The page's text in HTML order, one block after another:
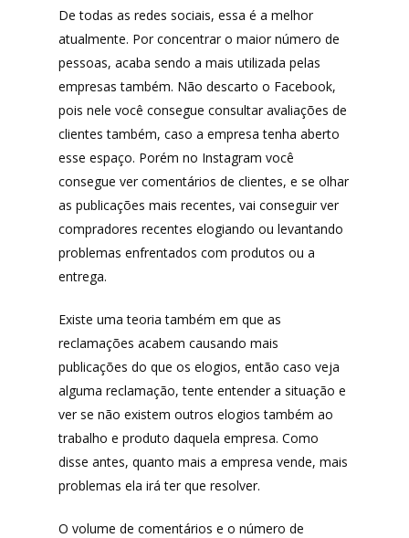
De todas as redes sociais, essa é a melhor
atualmente. Por concentrar o maior número de
pessoas, acaba sendo a mais utilizada pelas
empresas também. Não descarto o Facebook,
pois nele você consegue consultar avaliações de
clientes também, caso a empresa tenha aberto
esse espaço. Porém no Instagram você
consegue ver comentários de clientes, e se olhar
as publicações mais recentes, vai conseguir ver
compradores recentes elogiando ou levantando
problemas enfrentados com produtos ou a
entrega.
Existe uma teoria também em que as
reclamações acabem causando mais
publicações do que os elogios, então caso veja
alguma reclamação, tente entender a situação e
ver se não existem outros elogios também ao
trabalho e produto daquela empresa. Como
disse antes, quanto mais a empresa vende, mais
problemas ela irá ter que resolver.
O volume de comentários e o número de
Laluna Modas